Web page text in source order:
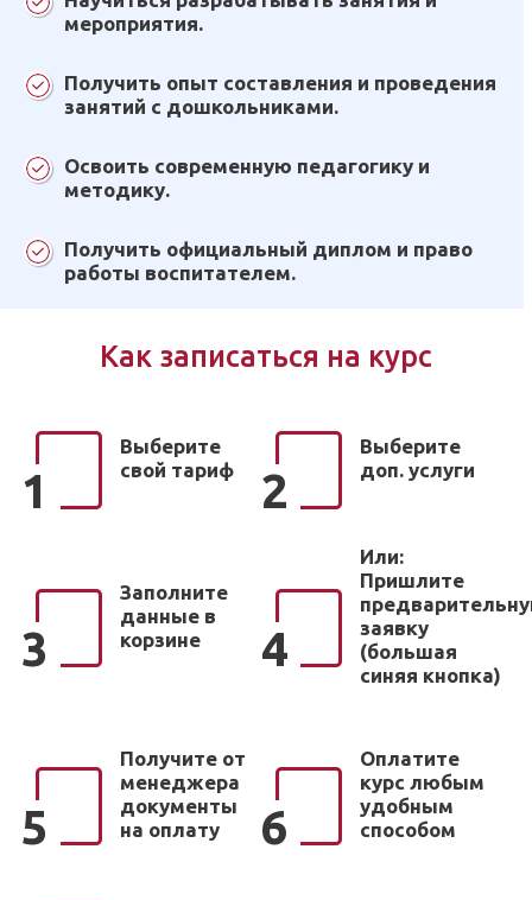
мероприятия.
Получить опыт составления и проведения
занятий с дошкольниками.
Освоить современную педагогику и
методику.
Получить официальный диплом и право
работы воспитателем.
Как записаться на курс
1
Выберите
свой тариф
2
Выберите
доп. услуги
3
Заполните
данные в
корзине
4
Или:
Пришлите
заявку
(большая
синяя кнопка)
5
Получите от
менеджера
документы
на оплату
6
Оплатите
курс любым
удобным
способом